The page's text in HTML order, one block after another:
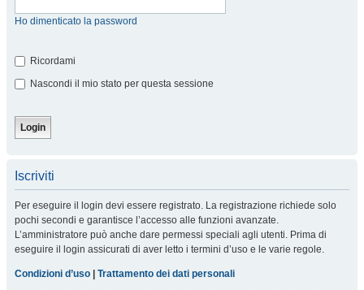
Ho dimenticato la password
Ricordami
Nascondi il mio stato per questa sessione
Iscriviti
Per eseguire il login devi essere registrato. La registrazione richiede solo
pochi secondi e garantisce l’accesso alle funzioni avanzate.
L’amministratore può anche dare permessi speciali agli utenti. Prima di
eseguire il login assicurati di aver letto i termini d’uso e le varie regole.
Condizioni d’uso Trattamento dei dati personali